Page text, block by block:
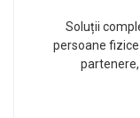
Soluții
persoane
partenere,